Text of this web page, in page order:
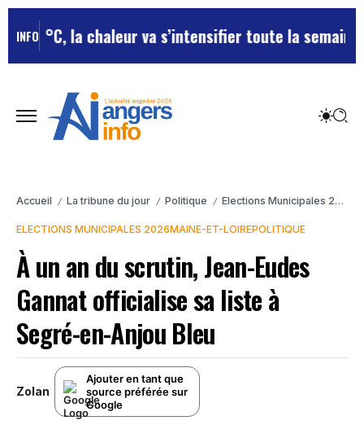
INFOla chaleur va s’intensifier toute la semaine
Accueil / La tribune du jour / Politique / Elections Municipales 2026
ELECTIONS MUNICIPALES 2026MAINE-ET-LOIREPOLITIQUE
À un an du scrutin, Jean-Eudes
Gannat officialise sa liste à
Segré-en-Anjou Bleu
Zolan
Ajouter en tant que
source préférée sur
Google